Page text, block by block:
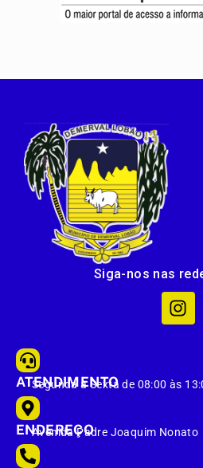
Siga-nos nas
ATENDIMENTO
Segunda à Sexta de 08:00 às
ENDEREÇO
Avenida Padre Joaquim Nonato